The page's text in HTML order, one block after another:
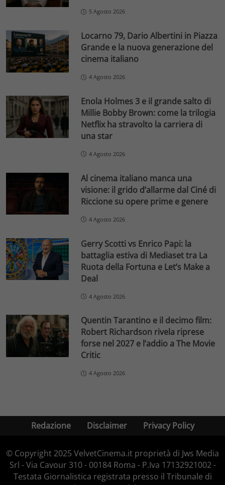
5 Agosto 2026
Locarno 79, Dario Albertini in Piazza
Grande e la nuova generazione del
cinema italiano
4 Agosto 2026
Enola Holmes 3 e il grande salto di
Millie Bobby Brown: come la trilogia
Netflix ha stravolto la carriera di
una star
4 Agosto 2026
Al cinema italiano manca una
visione: il grido d’allarme dal Ciné di
Riccione su opere prime e genere
4 Agosto 2026
Gerry Scotti vs Enrico Papi: la
battaglia estiva di Mediaset tra La
Ruota della Fortuna e Let’s Make a
Deal
4 Agosto 2026
Quentin Tarantino e il decimo film:
Robert Richardson rivela riprese
forse nel 2027 e l’addio a The Movie
Critic
4 Agosto 2026
Redazione Disclaimer Privacy Policy
© Copyright 2025 VelvetCinema.it proprietà di Jws Media
Srl - Via Cavour 310 - 00184 Roma - P.Iva 17132921002 -
Testata Giornalistica registrata presso il Tribunale di